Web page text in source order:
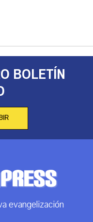
BOLETÍN
evangelización